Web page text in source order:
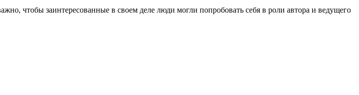
чтобы заинтересованные в своем деле люди могли попробовать себя в роли автора и ведущего